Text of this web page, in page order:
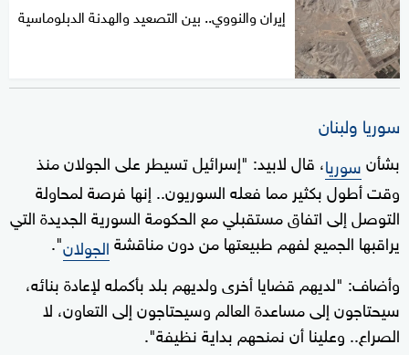
إيران والنووي.. بين التصعيد والهدنة الدبلوماسية
سوريا ولبنان
بشأنسوريا، قال لابيد: "إسرائيل تسيطر على الجولان منذ
وقت أطول بكثير مما فعله السوريون.. إنها فرصة لمحاولة
التوصل إلى اتفاق مستقبلي مع الحكومة السورية الجديدة التي
يراقبها الجميع لفهم طبيعتها من دون مناقشةالجولان".
وأضاف: "لديهم قضايا أخرى ولديهم بلد بأكمله لإعادة بنائه،
سيحتاجون إلى مساعدة العالم وسيحتاجون إلى التعاون، لا
الصراع.. وعلينا أن نمنحهم بداية نظيفة".